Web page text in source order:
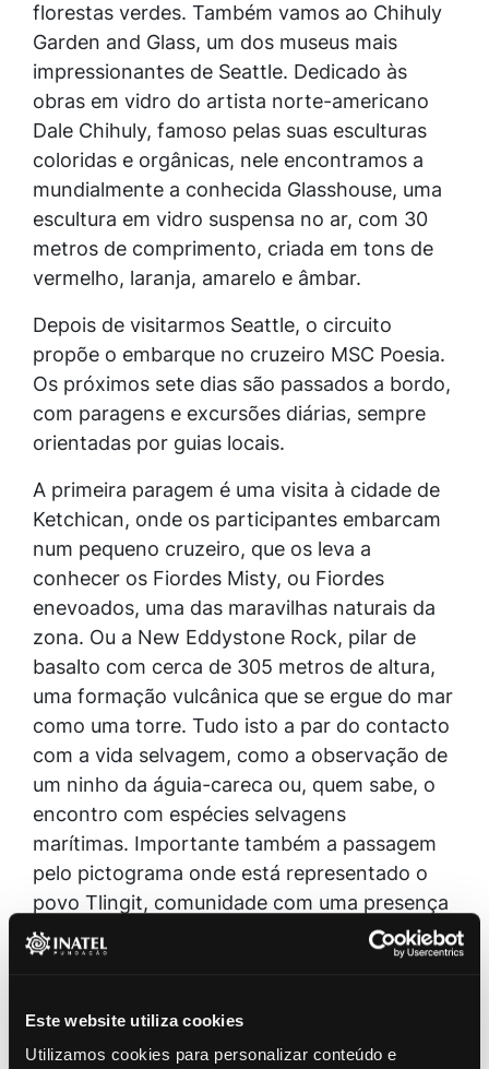
Este website utiliza cookies
Utilizamos cookies para personalizar conteúdo e
florestas verdes. Também vamos ao Chihuly
Garden and Glass, um dos museus mais
impressionantes de Seattle. Dedicado às
obras em vidro do artista norte-americano
Dale Chihuly, famoso pelas suas esculturas
coloridas e orgânicas, nele encontramos a
mundialmente a conhecida Glasshouse, uma
escultura em vidro suspensa no ar, com 30
metros de comprimento, criada em tons de
vermelho, laranja, amarelo e âmbar.
Depois de visitarmos Seattle, o circuito
propõe o embarque no cruzeiro MSC Poesia.
Os próximos sete dias são passados a bordo,
com paragens e excursões diárias, sempre
orientadas por guias locais.
A primeira paragem é uma visita à cidade de
Ketchican, onde os participantes embarcam
num pequeno cruzeiro, que os leva a
conhecer os Fiordes Misty, ou Fiordes
enevoados, uma das maravilhas naturais da
zona. Ou a New Eddystone Rock, pilar de
basalto com cerca de 305 metros de altura,
uma formação vulcânica que se ergue do mar
como uma torre. Tudo isto a par do contacto
com a vida selvagem, como a observação de
um ninho da águia-careca ou, quem sabe, o
encontro com espécies selvagens
marítimas. Importante também a passagem
pelo pictograma onde está representado o
povo Tlingit, comunidade com uma presença
de séculos na fronteira entre o Alasca e o
Canadá.